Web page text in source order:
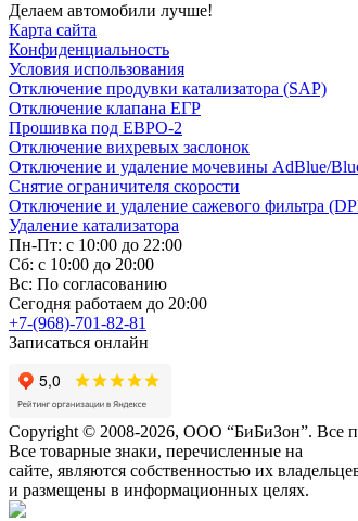
Делаем автомобили лучше!
Карта сайта
Конфиденциальность
Условия использования
Отключение продувки катализатора (SAP)
Отключение клапана ЕГР
Прошивка под ЕВРО-2
Отключение вихревых заслонок
Отключение и удаление мочевины AdBlue/
Снятие ограничителя скорости
Отключение и удаление сажевого фильтра
Удаление катализатора
Пн-Пт: с 10:00 до 22:00
Сб: с 10:00 до 20:00
Вс: По согласованию
Сегодня работаем до 20:00
+7-(968)-701-82-81
Записаться онлайн
Copyright © 2008-2026, ООО “БиБиЗон”. Все
Все товарные знаки, перечисленные на
сайте, являются собственностью их
и размещены в информационных целях.